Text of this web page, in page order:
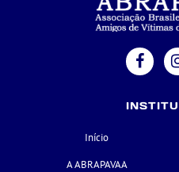
Início
A ABRAPAVAA